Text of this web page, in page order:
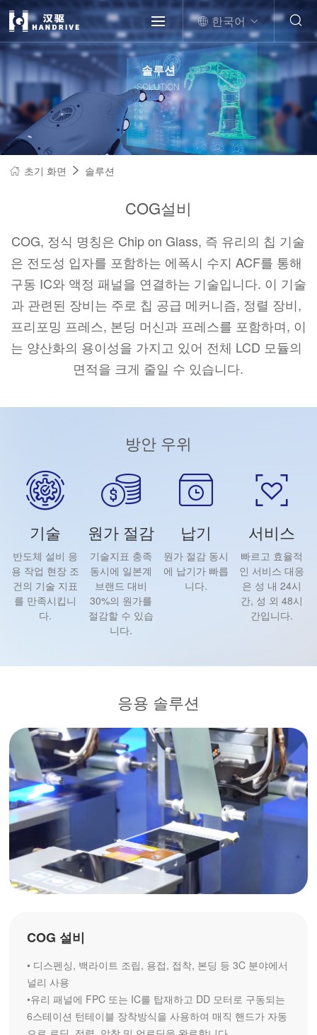
한국어
솔루션
SOLUTION
초기 화면 솔루션
COG설비
COG, 정식 명칭은 Chip on Glass, 즉 유리의 칩 기술
은 전도성 입자를 포함하는 에폭시 수지 ACF를 통해
구동 IC와 액정 패널을 연결하는 기술입니다. 이 기술
과 관련된 장비는 주로 칩 공급 메커니즘, 정렬 장비,
프리포밍 프레스, 본딩 머신과 프레스를 포함하며, 이
는 양산화의 용이성을 가지고 있어 전체 LCD 모듈의
면적을 크게 줄일 수 있습니다.
방안 우위
기술
반도체 설비 응
용 작업 현장 조
건의 기술 지표
를 만족시킵니
다.
원가 절감
기술지표 충족
동시에 일본계
브랜드 대비
30%의 원가를
절감할 수 있습
니다.
납기
원가 절감 동시
에 납기가 빠릅
니다.
서비스
빠르고 효율적
인 서비스 대응
은 성 내 24시
간, 성 외 48시
간입니다.
응용 솔루션
COG 설비
• 디스펜싱, 백라이트 조립, 용접, 접착, 본딩 등 3C 분야에서
널리 사용
•유리 패널에 FPC 또는 IC를 탑재하고 DD 모터로 구동되는
6스테이션 턴테이블 장착방식을 사용하여 매직 핸드가 자동